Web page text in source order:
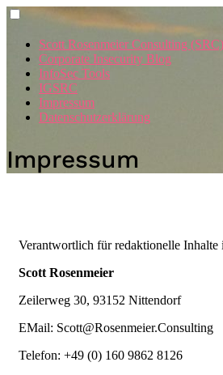
Skip
contentScott Rosenmeier Consulting (SRC)
Corporate Insecurity Blog
InfoSec Tools
IGSRC
Impressum
Datenschutzerklärung
Impressum
Verantwortlich für redaktionelle
Scott Rosenmeier
Zeilerweg 30, 93152 Nittendorf
EMail: Scott@Rosenmeier.Consulting
Telefon: +49 (0) 160 9862 8126